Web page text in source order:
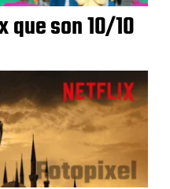
que son 10/10